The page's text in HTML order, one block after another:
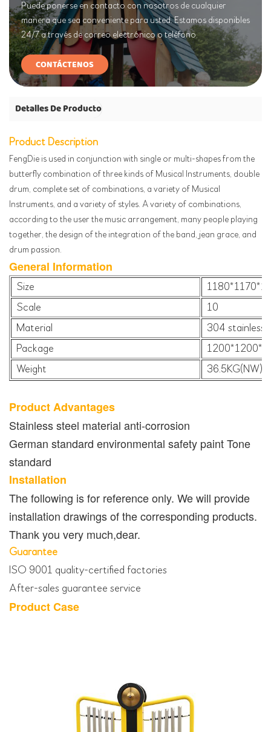
Puede ponerse en contacto con nosotros de cualquier
manera que sea conveniente para usted. Estamos disponibles
24/7 a través de correo electrónico o teléfono.
CONTÁCTENOS
Detalles De Producto
Product Description
FengDie is used in conjunction with single or multi-shapes from the
butterfly combination of three kinds of Musical Instruments, double
drum, complete set of combinations, a variety of Musical
Instruments, and a variety of styles. A variety of combinations,
according to the user the music arrangement, many people playing
together, the design of the integration of the band, jean grace, and
drum passion.
General Information
Size
Scale
10
Material
304 stainless
Package
Weight
36.5KG(NW)
Product Advantages
Stainless steel material anti-corrosion
German standard environmental safety paint Tone
standard
Installation
The following is for reference only. We will provide
installation drawings of the corresponding products.
Thank you very much,dear.
Guarantee
ISO 9001 quality-certified factories
After-sales guarantee service
Product Case